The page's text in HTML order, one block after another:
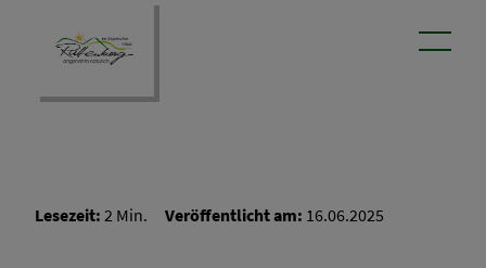
Lesezeit: 2 Min. Veröffentlicht am: 16.06.2025